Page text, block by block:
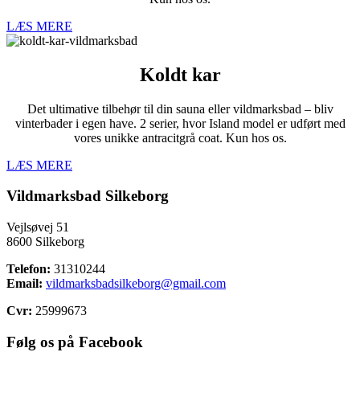
LÆS MERE
Koldt kar
Det ultimative tilbehør til din sauna eller vildmarksbad – bliv
vinterbader i egen have. 2 serier, hvor Island model er udført med
vores unikke antracitgrå coat. Kun hos os.
LÆS MERE
Vildmarksbad Silkeborg
Vejlsøvej 51
8600 Silkeborg
Telefon: 31310244
Email: vildmarksbadsilkeborg@gmail.com
Cvr: 25999673
Følg os på Facebook